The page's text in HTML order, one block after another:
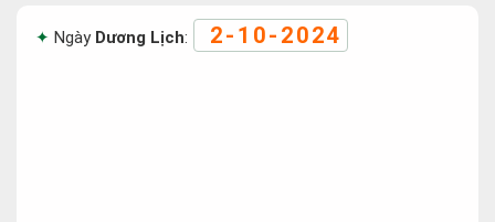
Ngày Dương Lịch: 2-10-2024